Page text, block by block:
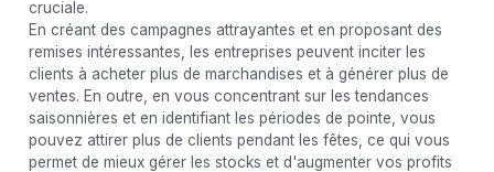
cruciale.
En créant des campagnes attrayantes et en proposant des
remises intéressantes, les entreprises peuvent inciter les
clients à acheter plus de marchandises et à générer plus de
ventes. En outre, en vous concentrant sur les tendances
saisonnières et en identifiant les périodes de pointe, vous
pouvez attirer plus de clients pendant les fêtes, ce qui vous
permet de mieux gérer les stocks et d'augmenter vos profits